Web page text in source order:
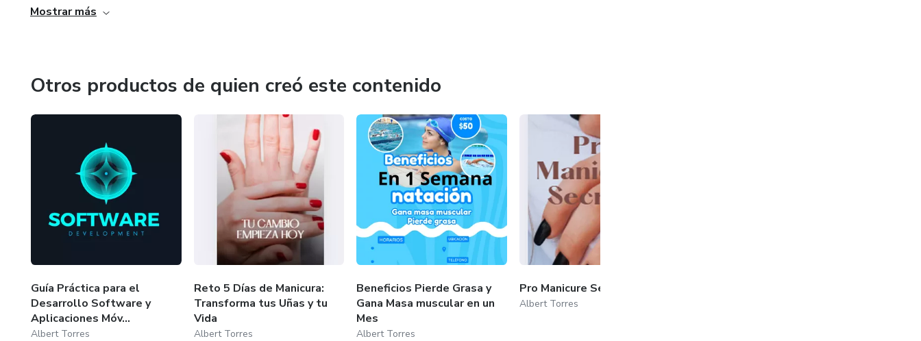
Erfahrung wurde von dem unerschütterlichen Wunsch geprägt, ein Katalysator für die Transformation von Leben durch
interaction numérique. Ma vie a été une dévotion constante à transmettre le savoir, à inspirer et à guider ceux qui
recherchent la croissance personnelle et professionnelle. La positivité et l’énergie que je rayonne sont devenues un
phare, illuminant le chemin de ceux qui aspirent à l’apprentissage et au développement. Mon expérience a été
façonnée par le désir inébranlable d’être un catalyseur de la transformation des vies grâce au savoir et à une inspiration
continue. Grâce à Dieu !
Mostrar más
Otros productos de quien creó este contenido
Guía Práctica para el
Desarrollo Software y
Aplicaciones Móv...
Albert Torres
Reto 5 Días de Manicura:
Transforma tus Uñas y tu
Vida
Albert Torres
Beneficios Pierde Grasa y
Gana Masa muscular en un
Mes
Albert Torres
Pro Manicure Secrets
Albert Torres